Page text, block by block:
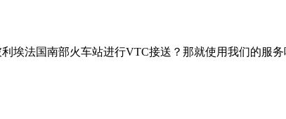
法国南部火车站进行VTC接送？那就使用我们的服务